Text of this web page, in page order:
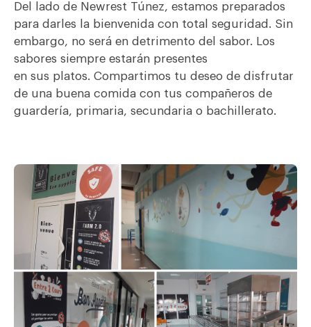
Del lado de Newrest Túnez, estamos preparados
para darles la bienvenida con total seguridad. Sin
embargo, no será en detrimento del sabor. Los
sabores siempre estarán presentes
en sus platos. Compartimos tu deseo de disfrutar
de una buena comida con tus compañeros de
guardería, primaria, secundaria o bachillerato.